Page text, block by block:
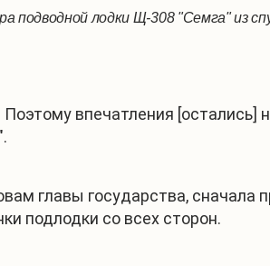
лодки Щ-308 "Семга" из
впечатления [остались]
главы государства, сначала
подлодки со всех сторон.